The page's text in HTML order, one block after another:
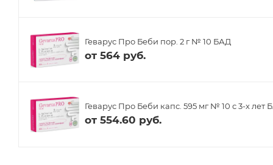
Геварус Про Беби пор. 2 г № 10 БАД
от 564 руб.
Геварус Про Беби капс. 595 мг № 10 с 3-х лет
от 554.60 руб.